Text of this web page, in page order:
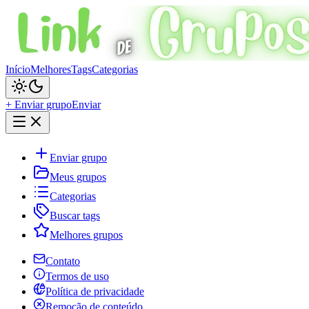
InícioMelhoresTagsCategorias
+ Enviar grupoEnviar
Enviar grupo
Meus grupos
Categorias
Buscar tags
Melhores grupos
Contato
Termos de uso
Política de privacidade
Remoção de conteúdo